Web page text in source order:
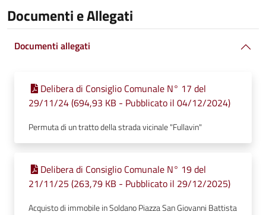
Documenti e Allegati
Documenti allegati
Delibera di Consiglio Comunale N° 17 del
29/11/24 (694,93 KB - Pubblicato il 04/12/2024)
Permuta di un tratto della strada vicinale "Fullavin"
Delibera di Consiglio Comunale N° 19 del
21/11/25 (263,79 KB - Pubblicato il 29/12/2025)
Acquisto di immobile in Soldano Piazza San Giovanni Battista